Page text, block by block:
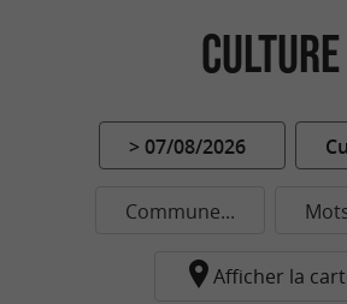
Culture
> 07/08/2026
Commune...
Afficher la